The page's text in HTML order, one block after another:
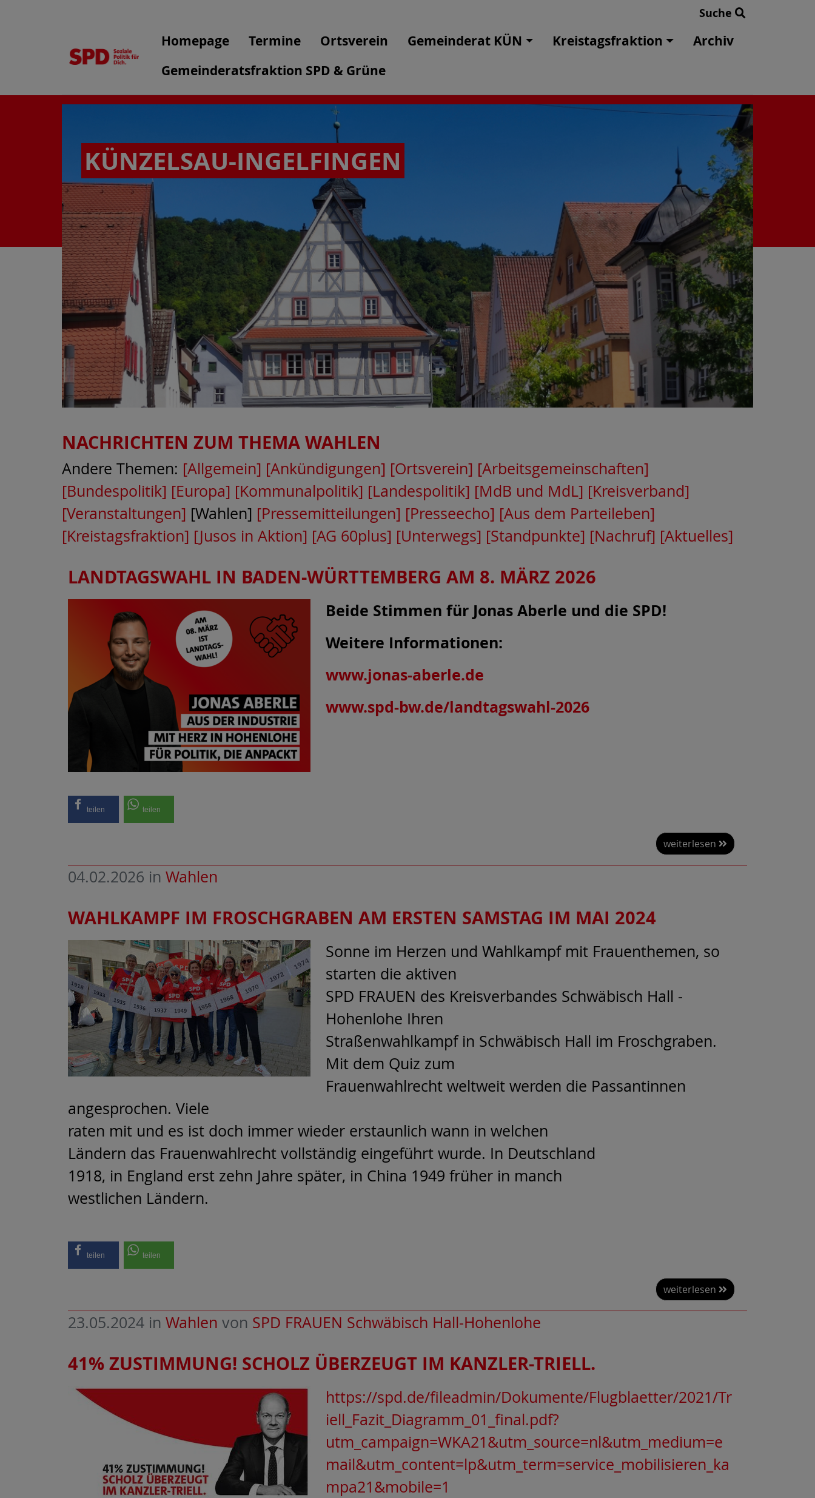
Suche
Homepage Termine Ortsverein Gemeinderat KÜN Kreistagsfraktion
Archiv
Gemeinderatsfraktion SPD & Grüne
KÜNZELSAU-INGELFINGEN
NACHRICHTEN ZUM THEMA WAHLEN
Andere Themen: [Allgemein] [Ankündigungen] [Ortsverein] [Arbeitsgemeinschaften]
[Bundespolitik] [Europa] [Kommunalpolitik] [Landespolitik] [MdB und MdL] [Kreisverband]
[Veranstaltungen] [Wahlen] [Pressemitteilungen] [Presseecho] [Aus dem Parteileben]
[Kreistagsfraktion] [Jusos in Aktion] [AG 60plus] [Unterwegs] [Standpunkte] [Nachruf] [Aktuelles]
LANDTAGSWAHL IN BADEN-WÜRTTEMBERG AM 8. MÄRZ 2026
Beide Stimmen für Jonas Aberle und die SPD!
Weitere Informationen:
www.jonas-aberle.de
www.spd-bw.de/landtagswahl-2026
teilen teilen
weiterlesen
04.02.2026 in Wahlen
WAHLKAMPF IM FROSCHGRABEN AM ERSTEN SAMSTAG IM MAI 2024
Sonne im Herzen und Wahlkampf mit Frauenthemen, so
starten die aktiven
SPD FRAUEN des Kreisverbandes Schwäbisch Hall -
Hohenlohe Ihren
Straßenwahlkampf in Schwäbisch Hall im Froschgraben.
Mit dem Quiz zum
Frauenwahlrecht weltweit werden die Passantinnen
angesprochen. Viele
raten mit und es ist doch immer wieder erstaunlich wann in welchen
Ländern das Frauenwahlrecht vollständig eingeführt wurde. In Deutschland
1918, in England erst zehn Jahre später, in China 1949 früher in manch
westlichen Ländern.
teilen teilen
weiterlesen
23.05.2024 in Wahlen von SPD FRAUEN Schwäbisch Hall-Hohenlohe
41% ZUSTIMMUNG! SCHOLZ ÜBERZEUGT IM KANZLER-TRIELL.
https://spd.de/fileadmin/Dokumente/Flugblaetter/2021/Tr
iell_Fazit_Diagramm_01_final.pdf?
utm_campaign=WKA21&utm_source=nl&utm_medium=e
mail&utm_content=lp&utm_term=service_mobilisieren_ka
mpa21&mobile=1